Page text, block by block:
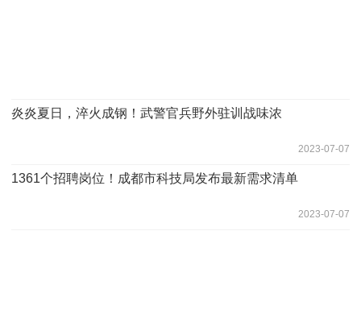
炎炎夏日，淬火成钢！武警官兵野外驻训战味浓
2023-07-07
1361个招聘岗位！成都市科技局发布最新需求清单
2023-07-07